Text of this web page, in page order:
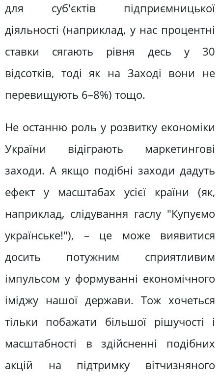
для суб'єктів підприємницької
діяльності (наприклад, у нас процентні
ставки сягають рівня десь у 30
відсотків, тоді як на Заході вони не
перевищують 6–8%) тощо.
Не останню роль у розвитку економіки
України відіграють маркетингові
заходи. А якщо подібні заходи дадуть
ефект у масштабах усієї країни (як,
наприклад, слідування гаслу "Купуємо
українське!"), – це може виявитися
досить потужним сприятливим
імпульсом у формуванні економічного
іміджу нашої держави. Тож хочеться
тільки побажати більшої рішучості і
масштабності в здійсненні подібних
акцій на підтримку вітчизняного